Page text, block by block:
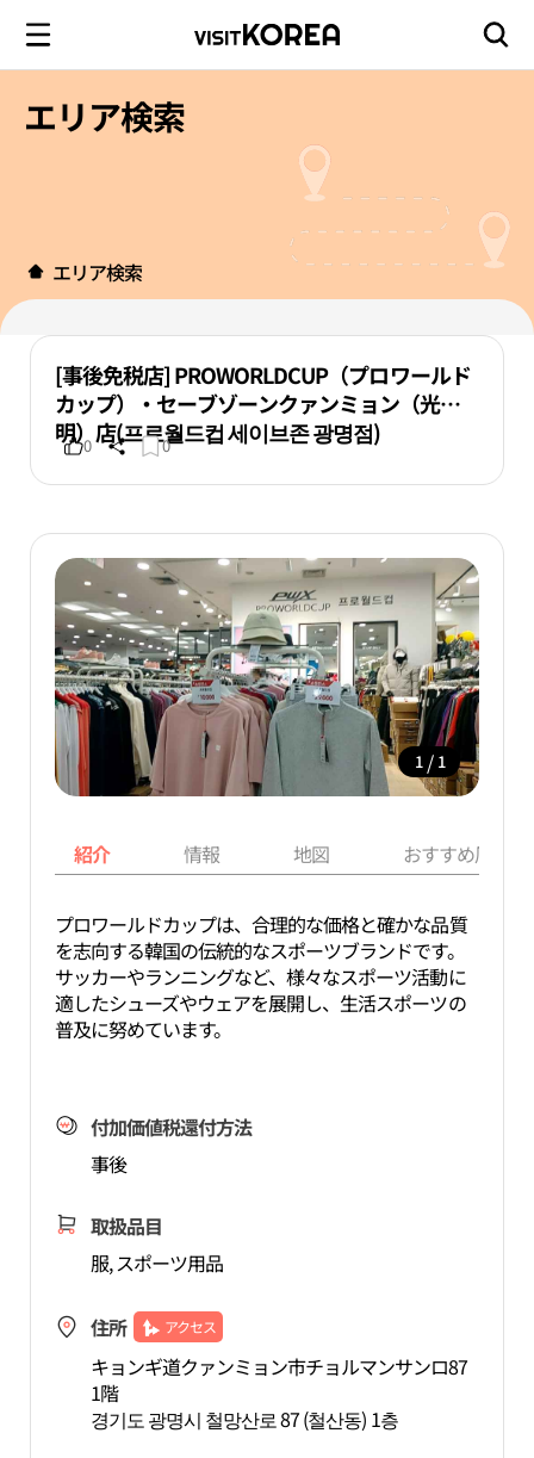
エリア検索
エリア検索
[事後免税店] PROWORLDCUP（プロワールド
カップ）・セーブゾーンクァンミョン（光
明）店(프로월드컵 세이브존 광명점)
0 0
1 / 1
紹介 情報 地図 おすすめ周辺
プロワールドカップは、合理的な価格と確かな品質
を志向する韓国の伝統的なスポーツブランドです。
サッカーやランニングなど、様々なスポーツ活動に
適したシューズやウェアを展開し、生活スポーツの
普及に努めています。
付加価値税還付方法
事後
取扱品目
服, スポーツ用品
住所 アクセス
キョンギ道クァンミョン市チョルマンサンロ87
1階
경기도 광명시 철망산로 87 (철산동) 1층